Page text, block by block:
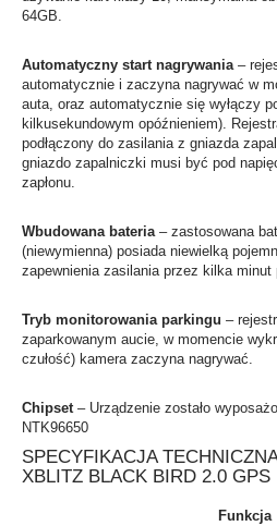
64GB.
Automatyczny start nagrywania–
automatycznie i zaczyna nagrywać w
auta, oraz automatycznie się wyłączy
kilkusekundowym opóźnieniem).
podłączony do zasilania z gniazda
gniazdo zapalniczki musi być pod
zapłonu.
Wbudowana bateria– zastosowana
(niewymienna) posiada niewielką
zapewnienia zasilania przez kilka minut
Tryb monitorowania parkingu –
zaparkowanym aucie, w momencie
czułość) kamera zaczyna nagrywać.
Chipset– Urządzenie zostało
NTK96650
SPECYFIKACJA
XBLITZ BLACK BIRD 2.0 GPS
Funkcja